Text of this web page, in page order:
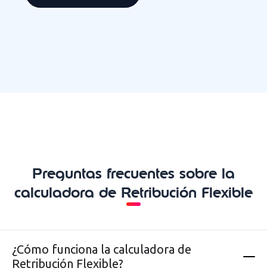
Preguntas frecuentes sobre la
calculadora de Retribución Flexible
¿Cómo funciona la calculadora de
Retribución Flexible?